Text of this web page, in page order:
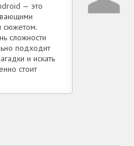
— это
сюжетом.
сложности
подходит
и искать
стоит